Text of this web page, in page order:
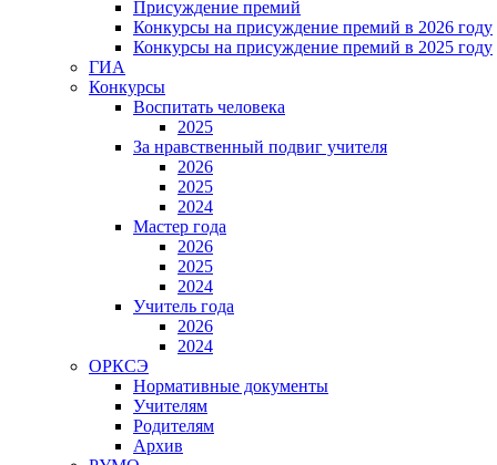
Присуждение премий
Конкурсы на присуждение премий в 2026 году
Конкурсы на присуждение премий в 2025 году
ГИА
Конкурсы
Воспитать человека
2025
За нравственный подвиг учителя
2026
2025
2024
Мастер года
2026
2025
2024
Учитель года
2026
2024
ОРКСЭ
Нормативные документы
Учителям
Родителям
Архив